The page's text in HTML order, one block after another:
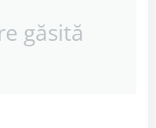
găsită